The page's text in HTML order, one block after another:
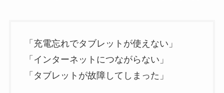
「充電忘れでタブレットが使えない」
「インターネットにつながらない」
「タブレットが故障してしまった」